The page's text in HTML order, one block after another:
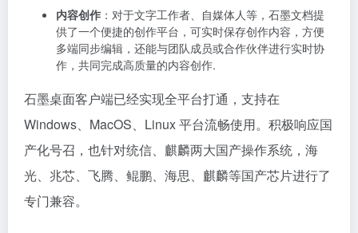
内容创作 ：对于文字工作者、自媒体人等，石墨文档提
供了一个便捷的创作平台，可实时保存创作内容，方便
多端同步编辑，还能与团队成员或合作伙伴进行实时协
作，共同完成高质量的内容创作.
石墨桌面客户端已经实现全平台打通，支持在
Windows、MacOS、Linux 平台流畅使用。积极响应国
产化号召，也针对统信、麒麟两大国产操作系统，海
光、兆芯、飞腾、鲲鹏、海思、麒麟等国产芯片进行了
专门兼容。